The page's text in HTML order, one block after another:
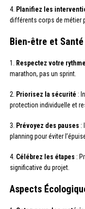
4. Planifiez les
différents corps de métier
Bien-être et Santé
1. Respectez votre rythme
marathon, pas un sprint.
2. Priorisez la sécurité :
protection individuelle et
3. Prévoyez des pauses :
planning pour éviter
4. Célébrez les étapes :
significative du projet.
Aspects